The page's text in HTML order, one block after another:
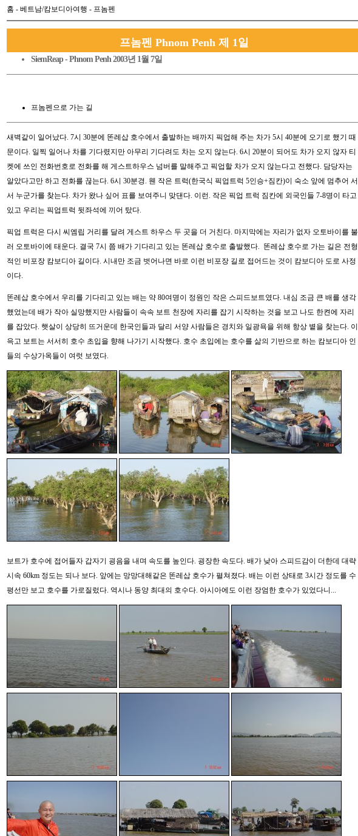
홈 - 베트남/캄보디아여행 - 프놈펜
프놈펜 Phnom Penh 제 1일
SiemReap - Phnom Penh 2003년 1월 7일
프놈펜으로 가는 길
새벽같이 일어났다. 7시 30분에 똔레삽 호수에서 출발하는 배까지 픽업해 주는 차가 5시 40분에 오기로 했기 때
문이다. 일찍 일어나 차를 기다렸지만 아무리 기다려도 차는 오지 않는다. 6시 20분이 되어도 차가 오지 않자 티
켓에 쓰인 전화번호로 전화를 해 게스트하우스 넘버를 말해주고 픽업할 차가 오지 않는다고 전했다. 담당자는
알았다고만 하고 전화를 끊는다. 6시 30분경. 웬 작은 트럭(한국식 픽업트럭 5인승+짐칸)이 숙소 앞에 멈추어 서
서 누군가를 찾는다. 차가 왔나 싶어 표를 보여주니 맞댄다. 이런. 작은 픽업 트럭 짐칸에 외국인들 7-8명이 타고
있고 우리는 픽업트럭 뒷좌석에 끼어 탔다.
픽업 트럭은 다시 씨엠립 거리를 달려 게스트 하우스 두 곳을 더 거친다. 마지막에는 자리가 없자 오토바이를 불
러 오토바이에 태운다. 결국 7시 쯤 배가 기다리고 있는 똔레삽 호수로 출발했다. 똔레삽 호수로 가는 길은 전형
적인 비포장 캄보디아 길이다. 시내만 조금 벗어나면 바로 이런 비포장 길로 접어드는 것이 캄보디아 도로 사정
이다.
똔레삽 호수에서 우리를 기다리고 있는 배는 약 80여명이 정원인 작은 스피드보트였다. 내심 조금 큰 배를 생각
했었는데 배가 작아 실망했지만 사람들이 속속 보트 천장에 자리를 잡기 시작하는 것을 보고 나도 한켠에 자리
를 잡았다. 햇살이 상당히 뜨거운데 한국인들과 달리 서양 사람들은 경치와 일광욕을 위해 항상 볕을 찾는다. 이
윽고 보트는 서서히 호수 초입을 향해 나가기 시작했다. 호수 초입에는 호수를 삶의 기반으로 하는 캄보디아 인
들의 수상가옥들이 여럿 보였다.
보트가 호수에 접어들자 갑자기 굉음을 내며 속도를 높인다. 굉장한 속도다. 배가 낮아 스피드감이 더한데 대략
시속 60km 정도는 되나 보다. 앞에는 망망대해같은 똔레삽 호수가 펼쳐졌다. 배는 이런 상태로 3시간 정도를 수
평선만 보고 호수를 가로질렀다. 역시나 동양 최대의 호수다. 아시아에도 이런 장엄한 호수가 있었다니...